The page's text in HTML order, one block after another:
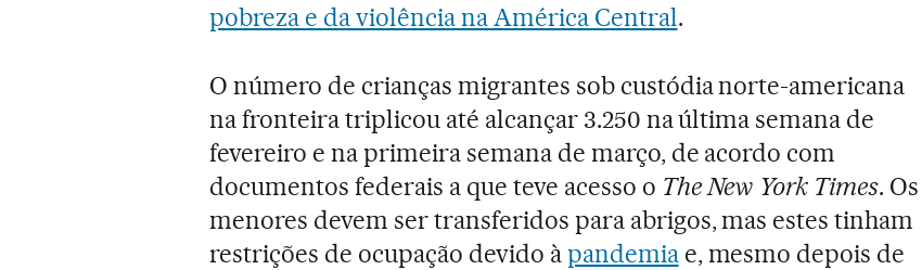
pobreza e da violência na América Central.
O número de crianças migrantes sob custódia norte-americana
na fronteira triplicou até alcançar 3.250 na última semana de
fevereiro e na primeira semana de março, de acordo com
documentos federais a que teve acesso o The New York Times. Os
menores devem ser transferidos para abrigos, mas estes tinham
restrições de ocupação devido àpandemiae, mesmo depois de